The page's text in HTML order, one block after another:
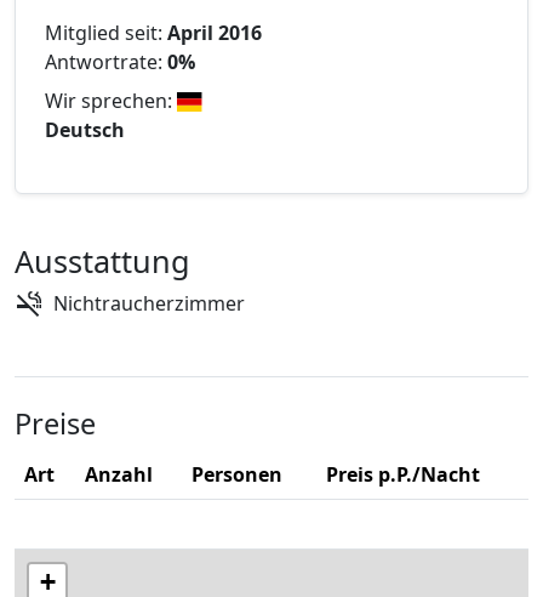
Mitglied seit: April 2016
Antwortrate: 0%
Wir sprechen:
Deutsch
Ausstattung
Nichtraucherzimmer
Preise
Art Anzahl Personen Preis p.P./Nacht
+